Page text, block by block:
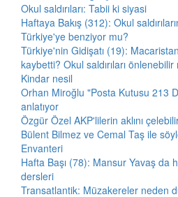
Okul saldırıları: Tabii ki siyasi
Haftaya Bakış (312): Okul
Türkiye'ye benziyor mu?
Türkiye'nin Gidişatı (19):
kaybetti? Okul saldırıları önlenebilir
Kindar nesil
Orhan Miroğlu "Posta Kutusu 213
anlatıyor
Özgür Özel AKP'lilerin aklını
Bülent Bilmez ve Cemal Taş ile
Envanteri
Hafta Başı (78): Mansur Yavaş da
dersleri
Transatlantik: Müzakereler neden